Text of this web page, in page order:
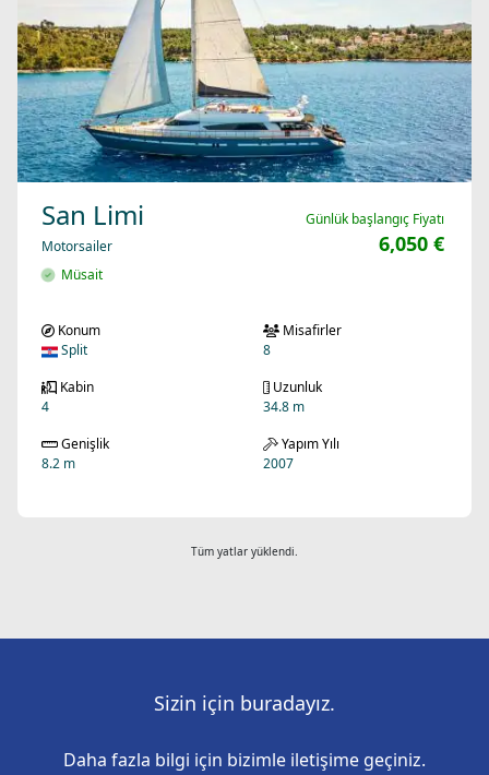
San Limi
Motorsailer
Müsait
Günlük başlangıç Fiyatı
6,050 €
Konum
Split
Misafirler
8
Kabin
4
Uzunluk
34.8 m
Genişlik
8.2 m
Yapım Yılı
2007
Tüm yatlar yüklendi.
Sizin için buradayız.
Daha fazla bilgi için bizimle iletişime geçiniz.